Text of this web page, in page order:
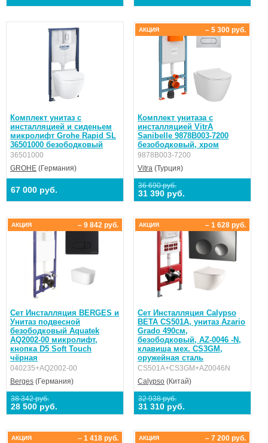
Комплект унитаз с
инсталляцией и сиденьем
микролифт Grohe Rapid SL
36501000 безободковый
36501000
GROHE (Германия)
67 000 руб.
Комплект унитаза с
инсталляцией VitrA
Sanibelle 9878B003-7200
безободковый, хром
9878B003-7200
Vitra (Турция)
36 690 руб.
31 390 руб.
– 5 300 руб.
АКЦИЯ
Сет Инсталляция BERGES и
Унитаз подвесной
безободковый Aquatek
AQ2002-00 микролифт,
кнопка D5 Soft Touch
чёрная
040235+AQ2002-00
Berges (Германия)
38 342 руб.
28 500 руб.
– 9 842 руб.
АКЦИЯ
Сет Инсталляция Calypso
BETA CS501A, унитаз Azario
Grado 490см,
безободковый, AZ-0046 -N,
клавиша мех. CS3GM,
оружейная сталь
CS501A+CS3GM+AZ0046N
Calypso (Китай)
32 938 руб.
31 310 руб.
– 1 628 руб.
АКЦИЯ
– 1 418 руб.
АКЦИЯ – 7 200 руб.
АКЦИЯ